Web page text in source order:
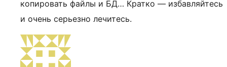
копировать файлы и БД… Кратко — избавляйтесь
и очень серьезно лечитесь.